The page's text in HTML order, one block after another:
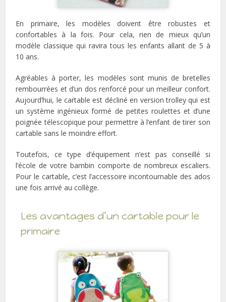
En primaire, les modèles doivent être robustes et
confortables à la fois. Pour cela, rien de mieux qu’un
modèle classique qui ravira tous les enfants allant de 5 à
10 ans.
Agréables à porter, les modèles sont munis de bretelles
rembourrées et d’un dos renforcé pour un meilleur confort.
Aujourd’hui, le cartable est décliné en version trolley qui est
un système ingénieux formé de petites roulettes et d’une
poignée télescopique pour permettre à l’enfant de tirer son
cartable sans le moindre effort.
Toutefois, ce type d’équipement n’est pas conseillé si
l’école de votre bambin comporte de nombreux escaliers.
Pour le cartable, c’est l’accessoire incontournable des ados
une fois arrivé au collège.
Les avantages d’un cartable pour le
primaire